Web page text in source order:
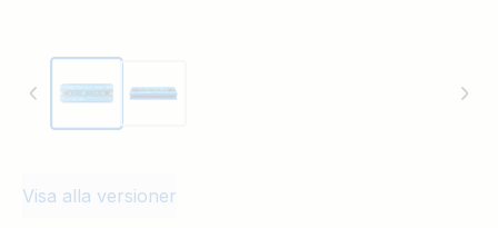
Visa alla versioner